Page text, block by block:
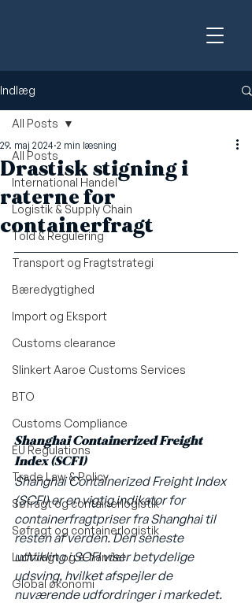
Indlæg
All Posts
International Handel
Logistik & Supply Chain
Told & Regulering
Transport og Fragtstrategi
Bæredygtighed
Import og Eksport
Customs clearance
Slinkert Aaroe Customs Services
BTO
Customs Compliance
EU Regulations
Trade Law & Policy
Søfragt og containerlogistik
Søfragt og containerlogistik
Luftfragt og e-handel
Global økonomi
All Posts
Drastisk stigning i
raterne for
containerfragt
29. maj 2024 2 min læsning
Shanghai Containerized Freight
Index (SCFI)
Shanghai Containerized Freight Index
(SCFI) er en vigtig indikator for
containerfragtpriser fra Shanghai til
resten af verden. Den seneste
udvikling i SCFI viser betydelige
udsving, hvilket afspejler de
nuværende udfordringer i markedet.